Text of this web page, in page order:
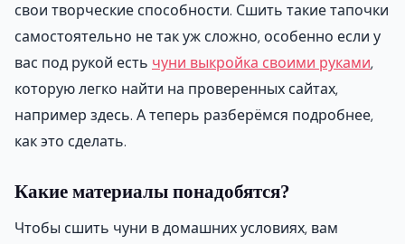
свои творческие способности. Сшить такие тапочки
самостоятельно не так уж сложно, особенно если у
вас под рукой есть чуни выкройка своими руками,
которую легко найти на проверенных сайтах,
например здесь. А теперь разберёмся подробнее,
как это сделать.
Какие материалы понадобятся?
Чтобы сшить чуни в домашних условиях, вам